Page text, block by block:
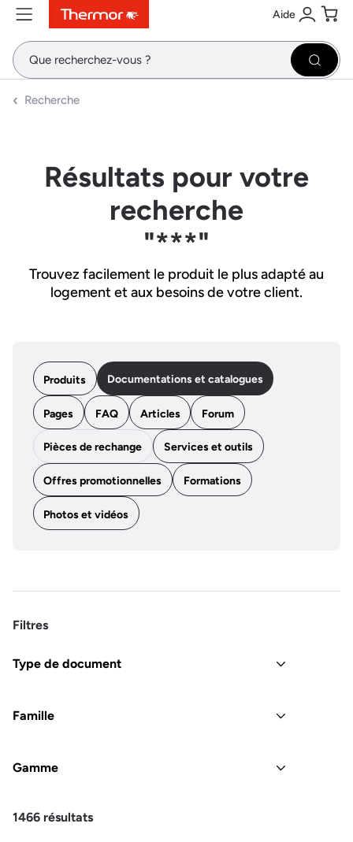
ContenuMenuRecherche Aide
Se
Recherche
Résultats pour votre
recherche
"***"
Trouvez facilement le produit le plus adapté au
logement et aux besoins de votre client.
Produits Documentations et catalogues
Pages FAQ Articles Forum
Pièces de rechange Services et outils
Offres promotionnelles Formations
Photos et vidéos
Filtres
Type de document
Famille
Gamme
1466 résultats